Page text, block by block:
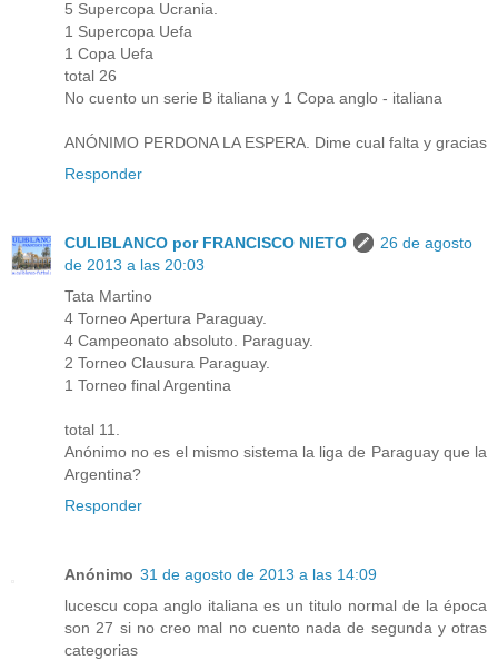
5 Supercopa Ucrania.
1 Supercopa Uefa
1 Copa Uefa
total 26
No cuento un serie B italiana y 1 Copa anglo - italiana
ANÓNIMO PERDONA LA ESPERA. Dime cual falta y gracias
Responder
CULIBLANCO por FRANCISCO NIETO
26 de agosto
de 2013 a las 20:03
Tata Martino
4 Torneo Apertura Paraguay.
4 Campeonato absoluto. Paraguay.
2 Torneo Clausura Paraguay.
1 Torneo final Argentina
total 11.
Anónimo no es el mismo sistema la liga de Paraguay que la
Argentina?
Responder
Anónimo 31 de agosto de 2013 a las 14:09
lucescu copa anglo italiana es un titulo normal de la época
son 27 si no creo mal no cuento nada de segunda y otras
categorias